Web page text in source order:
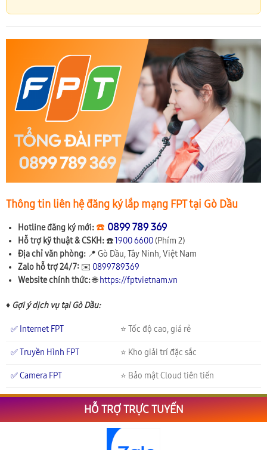
Thông tin liên hệ đăng ký lắp mạng FPT tại Gò Dầu
Hotline đăng ký mới: ☎️ 0899 789 369
Hỗ trợ kỹ thuật & CSKH: ☎️1900 6600 (Phím 2)
Địa chỉ văn phòng: 📍 Gò Dầu, Tây Ninh, Việt Nam
Zalo hỗ trợ 24/7: ✉️ 0899789369
Website chính thức:🌐 https://fptvietnam.vn
♦ Gợi ý dịch vụ tại Gò Dầu:
✅ Internet FPT ⭐ Tốc độ cao, giá rẻ
✅ Truyền Hình FPT ⭐ Kho giải trí đặc sắc
✅ Camera FPT ⭐ Bảo mật Cloud tiên tiến
HỖ TRỢ TRỰC TUYẾN